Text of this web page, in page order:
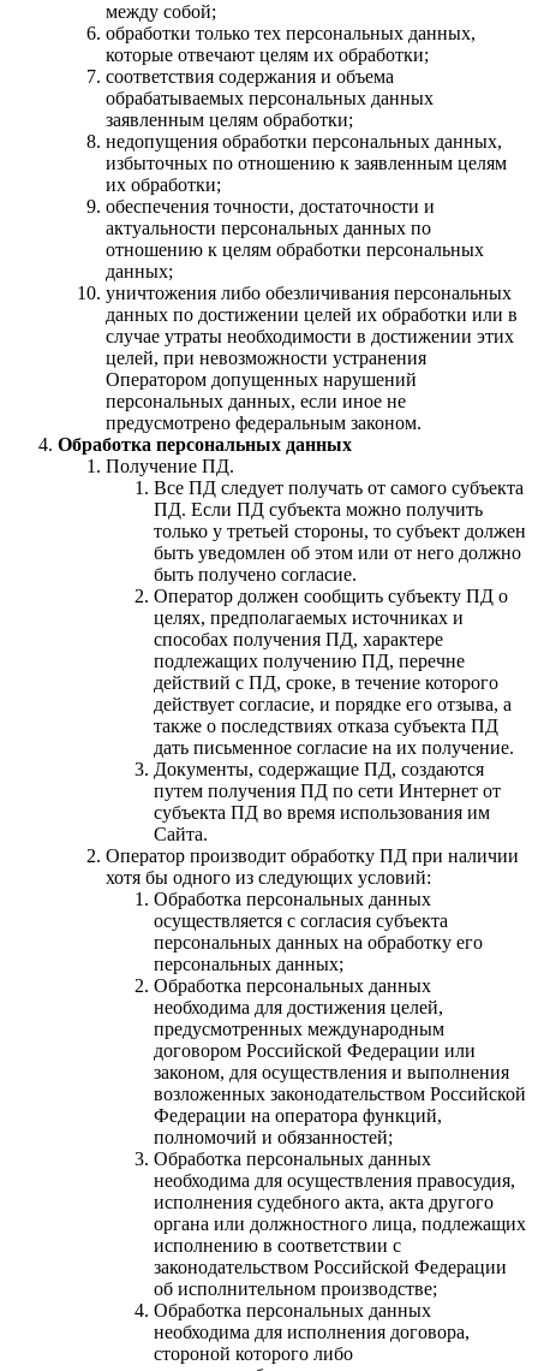
между собой;
обработки только тех персональных данных,
которые отвечают целям их обработки;
соответствия содержания и объема
обрабатываемых персональных данных
заявленным целям обработки;
недопущения обработки персональных данных,
избыточных по отношению к заявленным целям
их обработки;
обеспечения точности, достаточности и
актуальности персональных данных по
отношению к целям обработки персональных
данных;
уничтожения либо обезличивания персональных
данных по достижении целей их обработки или в
случае утраты необходимости в достижении этих
целей, при невозможности устранения
Оператором допущенных нарушений
персональных данных, если иное не
предусмотрено федеральным законом.
Обработка персональных данных
Получение ПД.
Все ПД следует получать от самого субъекта
ПД. Если ПД субъекта можно получить
только у третьей стороны, то субъект должен
быть уведомлен об этом или от него должно
быть получено согласие.
Оператор должен сообщить субъекту ПД о
целях, предполагаемых источниках и
способах получения ПД, характере
подлежащих получению ПД, перечне
действий с ПД, сроке, в течение которого
действует согласие, и порядке его отзыва, а
также о последствиях отказа субъекта ПД
дать письменное согласие на их получение.
Документы, содержащие ПД, создаются
путем получения ПД по сети Интернет от
субъекта ПД во время использования им
Сайта.
Оператор производит обработку ПД при наличии
хотя бы одного из следующих условий:
Обработка персональных данных
осуществляется с согласия субъекта
персональных данных на обработку его
персональных данных;
Обработка персональных данных
необходима для достижения целей,
предусмотренных международным
договором Российской Федерации или
законом, для осуществления и выполнения
возложенных законодательством Российской
Федерации на оператора функций,
полномочий и обязанностей;
Обработка персональных данных
необходима для осуществления правосудия,
исполнения судебного акта, акта другого
органа или должностного лица, подлежащих
исполнению в соответствии с
законодательством Российской Федерации
об исполнительном производстве;
Обработка персональных данных
необходима для исполнения договора,
стороной которого либо